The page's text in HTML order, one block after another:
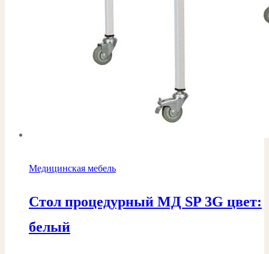
Медицинская мебель
Стол процедурный МД SP 3G цвет:
белый